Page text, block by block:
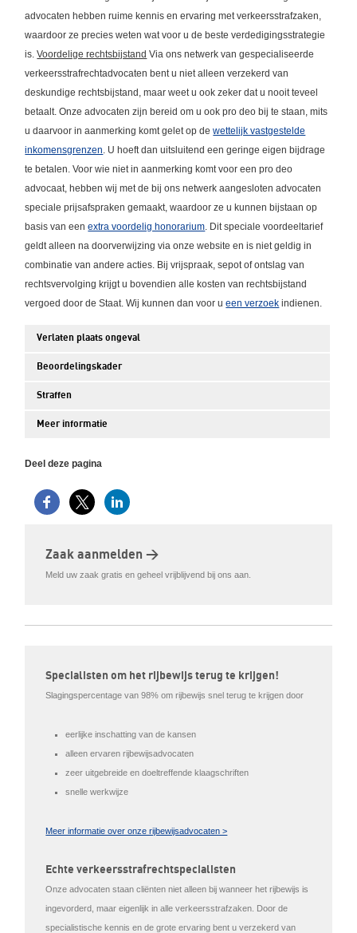
advocaten hebben ruime kennis en ervaring met verkeersstrafzaken,
waardoor ze precies weten wat voor u de beste verdedigingsstrategie
is.Voordelige rechtsbijstand Via ons netwerk van gespecialiseerde
verkeersstrafrechtadvocaten bent u niet alleen verzekerd van
deskundige rechtsbijstand, maar weet u ook zeker dat u nooit teveel
betaalt. Onze advocaten zijn bereid om u ook pro deo bij te staan, mits
u daarvoor in aanmerking komt gelet op dewettelijk vastgestelde
inkomensgrenzen. U hoeft dan uitsluitend een geringe eigen bijdrage
te betalen. Voor wie niet in aanmerking komt voor een pro deo
advocaat, hebben wij met de bij ons netwerk aangesloten advocaten
speciale prijsafspraken gemaakt, waardoor ze u kunnen bijstaan op
basis van eenextra voordelig honorarium. Dit speciale voordeeltarief
geldt alleen na doorverwijzing via onze website en is niet geldig in
combinatie van andere acties. Bij vrijspraak, sepot of ontslag van
rechtsvervolging krijgt u bovendien alle kosten van rechtsbijstand
vergoed door de Staat. Wij kunnen dan voor ueen verzoek indienen.
Verlaten plaats ongeval
Beoordelingskader
Straffen
Meer informatie
Deel deze pagina
Zaak aanmelden >
Meld uw zaak gratis en geheel vrijblijvend bij ons aan.
Specialisten om het rijbewijs terug te krijgen!
Slagingspercentage van 98% om rijbewijs snel terug te krijgen door
eerlijke inschatting van de kansen
alleen ervaren rijbewijsadvocaten
zeer uitgebreide en doeltreffende klaagschriften
snelle werkwijze
Meer informatie over onze rijbewijsadvocaten >
Echte verkeersstrafrechtspecialisten
Onze advocaten staan cliënten niet alleen bij wanneer het rijbewijs is
ingevorderd, maar eigenlijk in alle verkeersstrafzaken. Door de
specialistische kennis en de grote ervaring bent u verzekerd van